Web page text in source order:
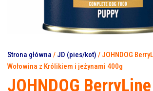
Strona główna / JD (pies/kot) / JOHNDOG
Wołowina z Królikiem i jeżynami 400g
JOHNDOG BerryLine